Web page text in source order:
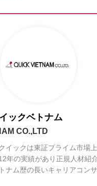
ックベトナム
CO.,LTD
イックは東証プライム市場
年の実績があり正規人材紹
ナム歴の長いキャリアコン